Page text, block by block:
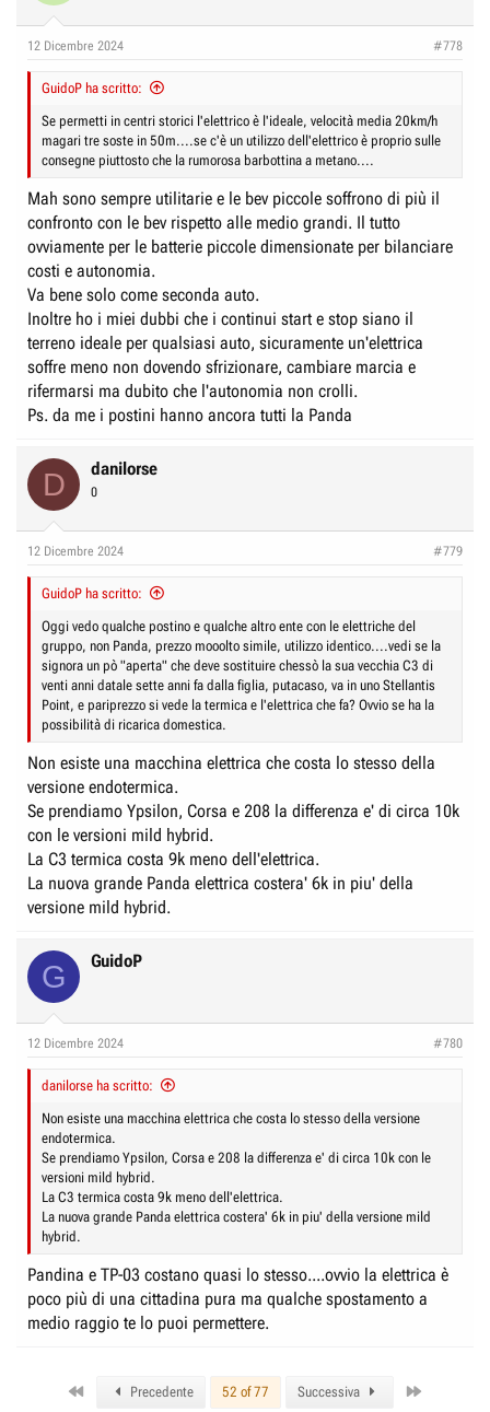
12 Dicembre 2024 #778
GuidoP ha scritto:
Se permetti in centri storici l'elettrico è l'ideale, velocità media 20km/h
magari tre soste in 50m....se c'è un utilizzo dell'elettrico è proprio sulle
consegne piuttosto che la rumorosa barbottina a metano....
Mah sono sempre utilitarie e le bev piccole soffrono di più il
confronto con le bev rispetto alle medio grandi. Il tutto
ovviamente per le batterie piccole dimensionate per bilanciare
costi e autonomia.
Va bene solo come seconda auto.
Inoltre ho i miei dubbi che i continui start e stop siano il
terreno ideale per qualsiasi auto, sicuramente un'elettrica
soffre meno non dovendo sfrizionare, cambiare marcia e
rifermarsi ma dubito che l'autonomia non crolli.
Ps. da me i postini hanno ancora tutti la Panda
D danilorse
0
12 Dicembre 2024 #779
GuidoP ha scritto:
Oggi vedo qualche postino e qualche altro ente con le elettriche del
gruppo, non Panda, prezzo mooolto simile, utilizzo identico....vedi se la
signora un pò "aperta" che deve sostituire chessò la sua vecchia C3 di
venti anni datale sette anni fa dalla figlia, putacaso, va in uno Stellantis
Point, e pariprezzo si vede la termica e l'elettrica che fa? Ovvio se ha la
possibilità di ricarica domestica.
Non esiste una macchina elettrica che costa lo stesso della
versione endotermica.
Se prendiamo Ypsilon, Corsa e 208 la differenza e' di circa 10k
con le versioni mild hybrid.
La C3 termica costa 9k meno dell'elettrica.
La nuova grande Panda elettrica costera' 6k in piu' della
versione mild hybrid.
G GuidoP
12 Dicembre 2024 #780
danilorse ha scritto:
Non esiste una macchina elettrica che costa lo stesso della versione
endotermica.
Se prendiamo Ypsilon, Corsa e 208 la differenza e' di circa 10k con le
versioni mild hybrid.
La C3 termica costa 9k meno dell'elettrica.
La nuova grande Panda elettrica costera' 6k in piu' della versione mild
hybrid.
Pandina e TP-03 costano quasi lo stesso....ovvio la elettrica è
poco più di una cittadina pura ma qualche spostamento a
medio raggio te lo puoi permettere.
Precedente 52 of 77 Successiva